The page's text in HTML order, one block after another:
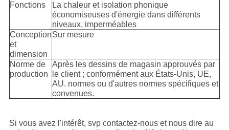
Fonctions
La chaleur et isolation phonique
économiseuses d'énergie dans différents
niveaux, imperméables
Conception
et
dimension
Sur mesure
Norme de
production
Après les dessins de magasin approuvés par
le client ; conformément aux États-Unis, UE,
AU. normes ou d'autres normes spécifiques et
convenues.
Si vous avez l'intérêt, svp contactez-nous et nous dire au